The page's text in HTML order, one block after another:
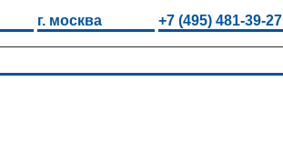
г. москва +7 (495) 481-39-27